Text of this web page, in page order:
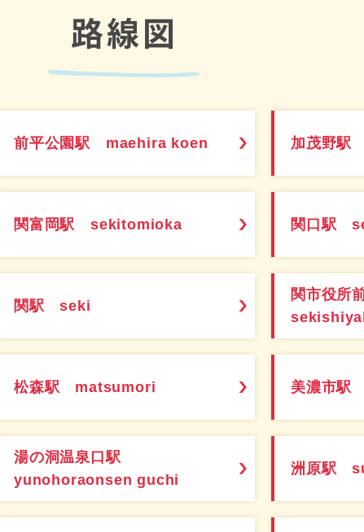
路線図
前平公園駅 maehira koen 加茂野
関富岡駅 sekitomioka 関口駅
関駅 seki
関市役所
松森駅 matsumori 美濃市
湯の洞温泉口駅
yunohoraonsen guchi
洲原駅